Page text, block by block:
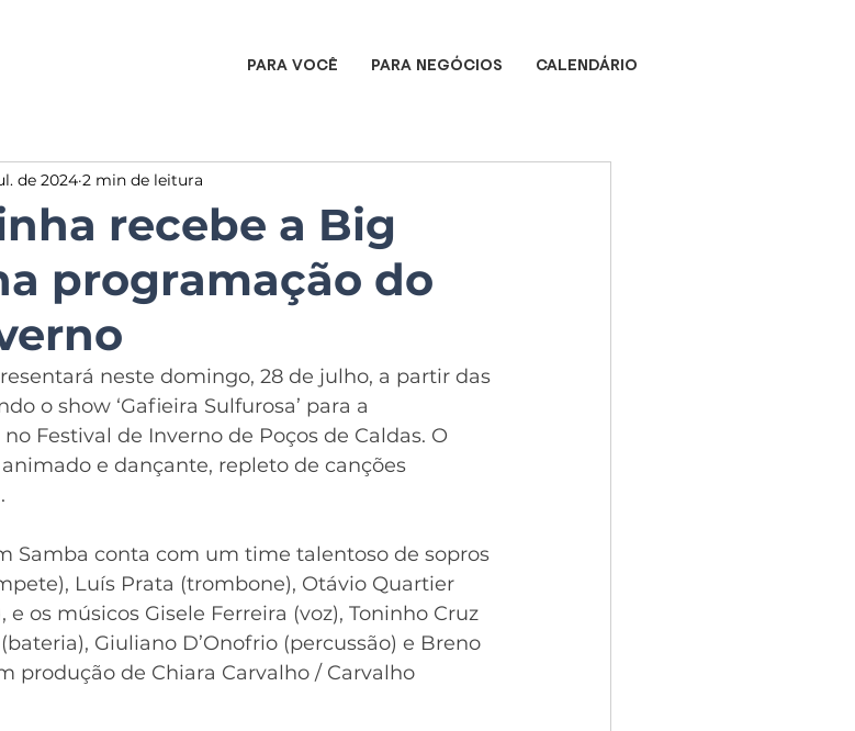
PARA VOCÊ PARA NEGÓCIOS CALENDÁRIO
recebe a Big
programação do
de 2024 2 min de leitura
neste domingo, 28 de julho, a partir das
o show ‘Gafieira Sulfurosa’ para a
Festival de Inverno de Poços de Caldas. O
e dançante, repleto de canções
Samba conta com um time talentoso de sopros
Luís Prata (trombone), Otávio Quartier
e os músicos Gisele Ferreira (voz), Toninho Cruz
Giuliano D’Onofrio (percussão) e Breno
produção de Chiara Carvalho / Carvalho